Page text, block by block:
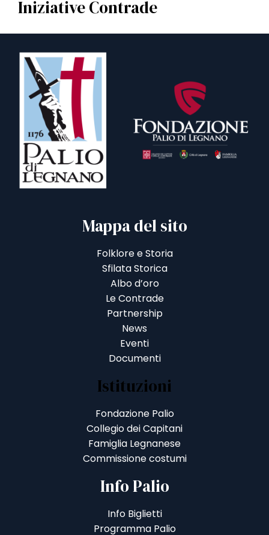
Iniziative Contrade
Mappa del sito
Folklore e Storia
Sfilata Storica
Albo d’oro
Le Contrade
Partnership
News
Eventi
Documenti
Istituzioni
Fondazione Palio
Collegio dei Capitani
Famiglia Legnanese
Commissione costumi
Info Palio
Info Biglietti
Programma Palio